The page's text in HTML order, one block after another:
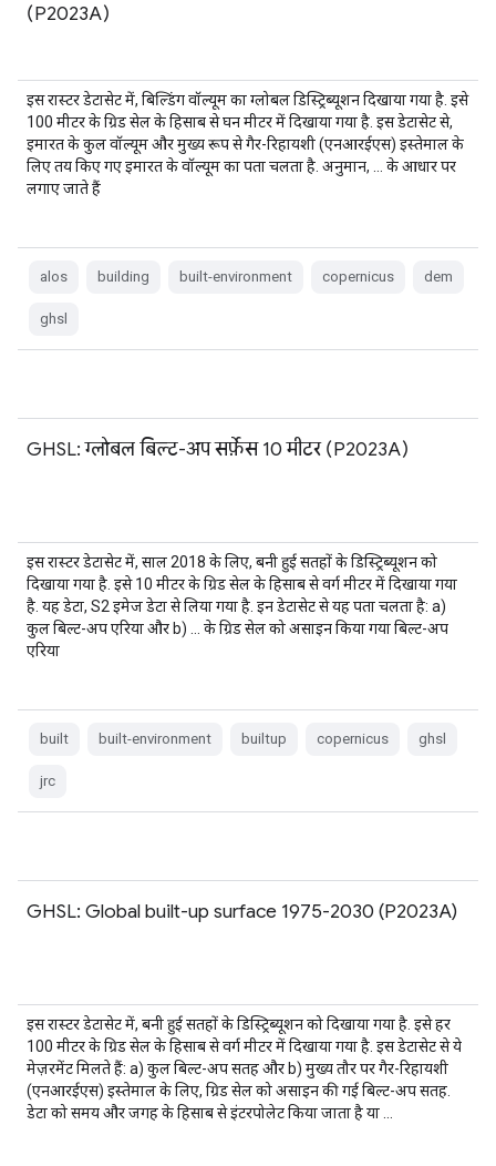
(P2023A)
इस रास्टर डेटासेट में, बिल्डिंग वॉल्यूम का ग्लोबल डिस्ट्रिब्यूशन दिखाया गया है. इसे
100 मीटर के ग्रिड सेल के हिसाब से घन मीटर में दिखाया गया है. इस डेटासेट से,
इमारत के कुल वॉल्यूम और मुख्य रूप से गैर-रिहायशी (एनआरईएस) इस्तेमाल के
लिए तय किए गए इमारत के वॉल्यूम का पता चलता है. अनुमान, … के आधार पर
लगाए जाते हैं
alos building built-environment copernicus dem
ghsl
GHSL: ग्लोबल बिल्ट-अप सर्फ़ेस 10 मीटर (P2023A)
इस रास्टर डेटासेट में, साल 2018 के लिए, बनी हुई सतहों के डिस्ट्रिब्यूशन को
दिखाया गया है. इसे 10 मीटर के ग्रिड सेल के हिसाब से वर्ग मीटर में दिखाया गया
है. यह डेटा, S2 इमेज डेटा से लिया गया है. इन डेटासेट से यह पता चलता है: a)
कुल बिल्ट-अप एरिया और b) … के ग्रिड सेल को असाइन किया गया बिल्ट-अप
एरिया
built built-environment builtup copernicus ghsl
jrc
GHSL: Global built-up surface 1975-2030 (P2023A)
इस रास्टर डेटासेट में, बनी हुई सतहों के डिस्ट्रिब्यूशन को दिखाया गया है. इसे हर
100 मीटर के ग्रिड सेल के हिसाब से वर्ग मीटर में दिखाया गया है. इस डेटासेट से ये
मेज़रमेंट मिलते हैं: a) कुल बिल्ट-अप सतह और b) मुख्य तौर पर गैर-रिहायशी
(एनआरईएस) इस्तेमाल के लिए, ग्रिड सेल को असाइन की गई बिल्ट-अप सतह.
डेटा को समय और जगह के हिसाब से इंटरपोलेट किया जाता है या …